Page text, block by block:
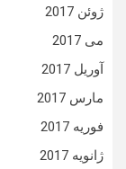
ژوئن 2017
می 2017
آوریل 2017
مارس 2017
فوریه 2017
ژانویه 2017